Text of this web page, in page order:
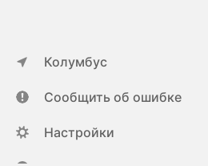
Колумбус
Сообщить об ошибке
Настройки